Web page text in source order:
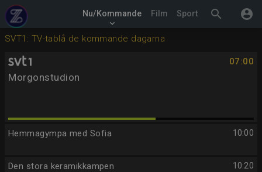
search account_circle
Nu/Kommande
keyboard_arrow_down
Film Sport
SVT1: TV-tablå de kommande dagarna
07:00
Morgonstudion
10:00
Hemmagympa med Sofia
10:20
Den stora keramikkampen